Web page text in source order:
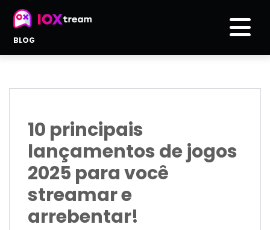
BLOG
10 principais
lançamentos de jogos
2025 para você
streamar e
arrebentar!